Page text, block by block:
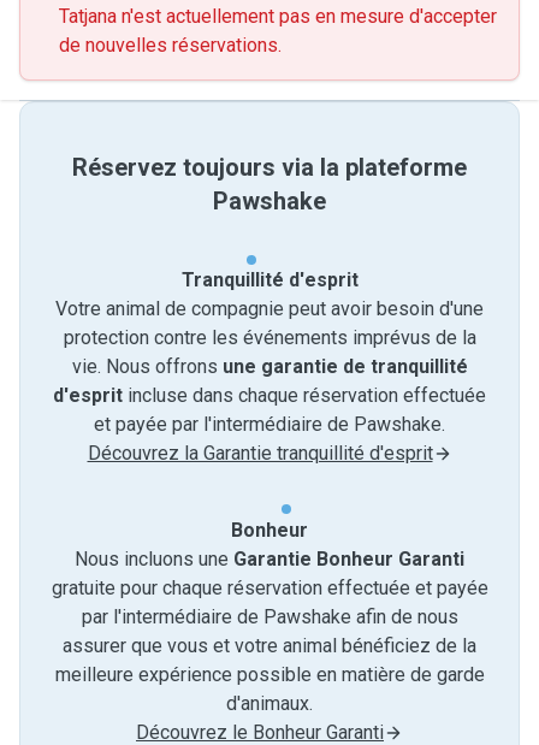
Tatjana n'est actuellement pas en mesure d'accepter
de nouvelles réservations.
Réservez toujours via la plateforme
Pawshake
Tranquillité d'esprit
Votre animal de compagnie peut avoir besoin d'une
protection contre les événements imprévus de la
vie. Nous offrons une garantie de tranquillité
d'esprit incluse dans chaque réservation effectuée
et payée par l'intermédiaire de Pawshake.
Découvrez la Garantie tranquillité d'esprit
Bonheur
Nous incluons une Garantie Bonheur Garanti
gratuite pour chaque réservation effectuée et payée
par l'intermédiaire de Pawshake afin de nous
assurer que vous et votre animal bénéficiez de la
meilleure expérience possible en matière de garde
d'animaux.
Découvrez le Bonheur Garanti